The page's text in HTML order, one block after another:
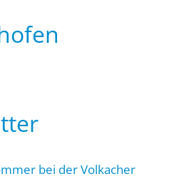
bei der Volkacher